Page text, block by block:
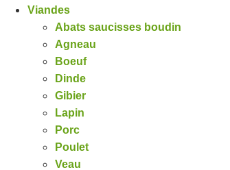
Viandes
Abats saucisses boudin
Agneau
Boeuf
Dinde
Gibier
Lapin
Porc
Poulet
Veau